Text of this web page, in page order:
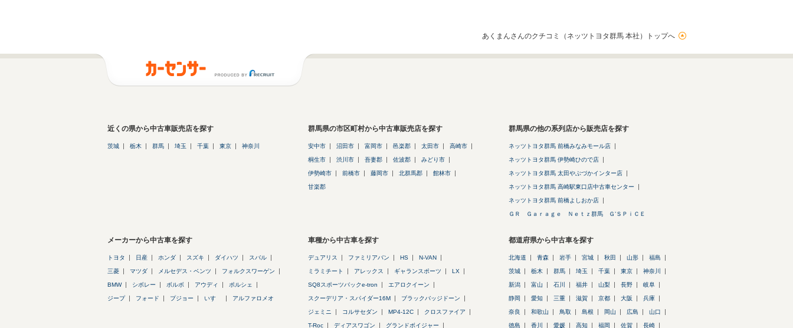
あくまんさんのクチコミ（ネッツトヨタ群馬 本社）トップへ
近くの県から中古車販売店を探す
茨城 栃木 群馬 埼玉 千葉 東京 神奈川
群馬県の市区町村から中古車販売店を探す
安中市 沼田市 富岡市 邑楽郡 太田市 高崎市
桐生市 渋川市 吾妻郡 佐波郡 みどり市
伊勢崎市 前橋市 藤岡市 北群馬郡 館林市
甘楽郡
群馬県の他の系列店から販売店を探す
ネッツトヨタ群馬 前橋みなみモール店
ネッツトヨタ群馬 伊勢崎ひので店
ネッツトヨタ群馬 太田やぶづかインター店
ネッツトヨタ群馬 高崎駅東口店中古車センター
ネッツトヨタ群馬 前橋よしおか店
ＧＲ Ｇａｒａｇｅ Ｎｅｔｚ群馬 Ｇ’ＳＰｉＣＥ
メーカーから中古車を探す
トヨタ 日産 ホンダ スズキ ダイハツ スバル
三菱 マツダ メルセデス・ベンツ フォルクスワーゲン
BMW シボレー ボルボ アウディ ポルシェ
ジープ フォード プジョー いすゞ アルファロメオ
車種から中古車を探す
デュアリス ファミリアバン HS N-VAN
ミラミチート アレックス ギャランスポーツ LX
SQ8スポーツバックe-tron エアロクイーン
スクーデリア・スパイダー16M ブラックバッジドーン
ジェミニ コルサセダン MP4-12C クロスファイア
T-Roc ディアスワゴン グランドボイジャー
都道府県から中古車を探す
北海道 青森 岩手 宮城 秋田 山形 福島
茨城 栃木 群馬 埼玉 千葉 東京 神奈川
新潟 富山 石川 福井 山梨 長野 岐阜
静岡 愛知 三重 滋賀 京都 大阪 兵庫
奈良 和歌山 鳥取 島根 岡山 広島 山口
徳島 香川 愛媛 高知 福岡 佐賀 長崎